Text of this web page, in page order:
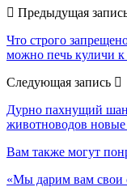
Предыдущая
Что строго
можно печь куличи к
Следующая запись
Дурно пахнущий
животноводов новые
Вам также могут
«Мы дарим вам свои